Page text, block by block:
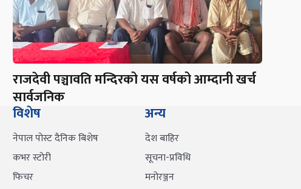
राजदेवी पञ्चावति मन्दिरको यस वर्षको आम्दानी खर्च
सार्वजनिक
विशेष
नेपाल पोस्ट दैनिक बिशेष
कभर स्टोरी
फिचर
अन्य
देश बाहिर
सूचना-प्रविधि
मनोरञ्जन